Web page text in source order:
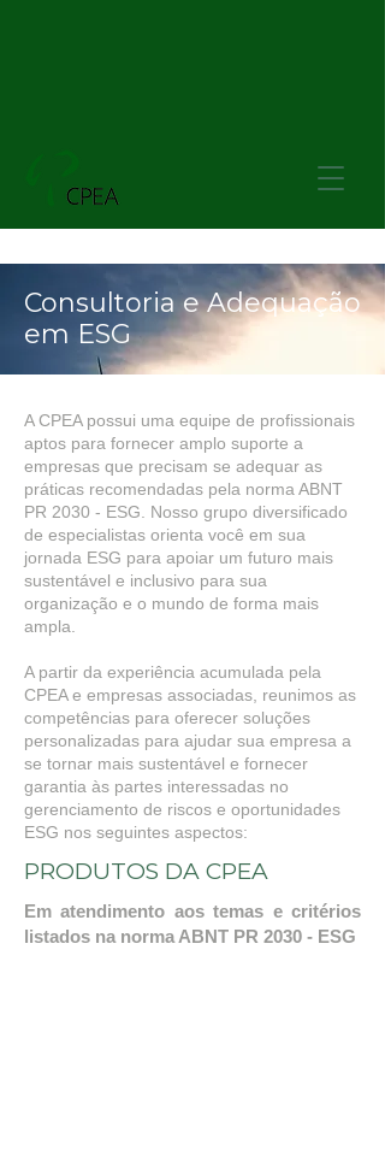
Consultoria e Adequação
em ESG
A CPEA possui uma equipe de profissionais
aptos para fornecer amplo suporte a
empresas que precisam se adequar as
práticas recomendadas pela norma ABNT
PR 2030 - ESG. Nosso grupo diversificado
de especialistas orienta você em sua
jornada ESG para apoiar um futuro mais
sustentável e inclusivo para sua
organização e o mundo de forma mais
ampla.
A partir da experiência acumulada pela
CPEA e empresas associadas, reunimos as
competências para oferecer soluções
personalizadas para ajudar sua empresa a
se tornar mais sustentável e fornecer
garantia às partes interessadas no
gerenciamento de riscos e oportunidades
ESG nos seguintes aspectos:
PRODUTOS DA CPEA
Em atendimento aos temas e critérios
listados na norma ABNT PR 2030 - ESG